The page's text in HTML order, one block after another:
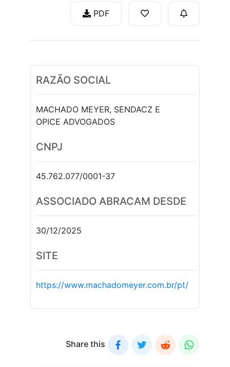
PDF
RAZÃO SOCIAL
MACHADO MEYER, SENDACZ E
OPICE ADVOGADOS
CNPJ
45.762.077/0001-37
ASSOCIADO ABRACAM DESDE
30/12/2025
SITE
https://www.machadomeyer.com.br/pt/
Share this